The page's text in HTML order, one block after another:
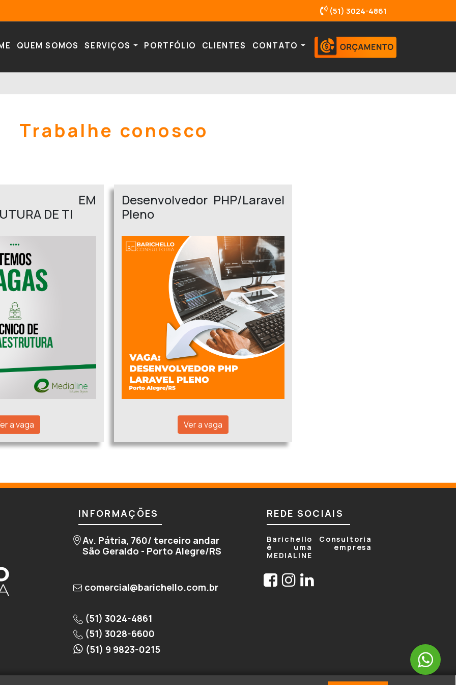
(51) 3024-4861
QUEM SOMOS SERVIÇOS PORTFÓLIO CLIENTES CONTATO
Trabalhe conosco
EM
DE TI
a vaga
Desenvolvedor PHP/Laravel
Pleno
Ver a vaga
INFORMAÇÕES
Av. Pátria, 760/ terceiro andar
São Geraldo - Porto Alegre/RS
comercial@barichello.com.br
(51) 3024-4861
(51) 3028-6600
(51) 9 9823-0215
REDE SOCIAIS
Barichello Consultoria
é uma empresa
MEDIALINE